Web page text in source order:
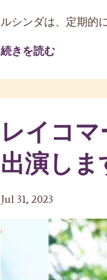
ルシンダは、定期的
続きを読む
レイコ
出演しま
Jul 31, 2023